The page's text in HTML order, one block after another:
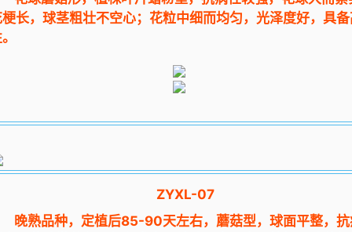
长，球茎粗壮不空心；花粒中细而均匀，光泽度好，具
ZYXL-07
晚熟品种，定植后85-90天左右，蘑菇型，球面平整，